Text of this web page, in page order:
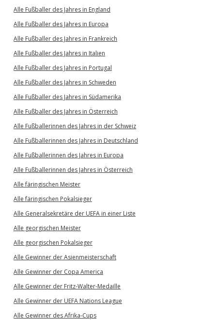
Alle Fußballer des Jahres in England
Alle Fußballer des Jahres in Europa
Alle Fußballer des Jahres in Frankreich
Alle Fußballer des Jahres in Italien
Alle Fußballer des Jahres in Portugal
Alle Fußballer des Jahres in Schweden
Alle Fußballer des Jahres in Südamerika
Alle Fußballer des Jahres in Österreich
Alle Fußballerinnen des Jahres in der Schweiz
Alle Fußballerinnen des Jahres in Deutschland
Alle Fußballerinnen des Jahres in Europa
Alle Fußballerinnen des Jahres in Österreich
Alle färingischen Meister
Alle färingischen Pokalsieger
Alle Generalsekretäre der UEFA in einer Liste
Alle georgischen Meister
Alle georgischen Pokalsieger
Alle Gewinner der Asienmeisterschaft
Alle Gewinner der Copa America
Alle Gewinner der Fritz-Walter-Medaille
Alle Gewinner der UEFA Nations League
Alle Gewinner des Afrika-Cups